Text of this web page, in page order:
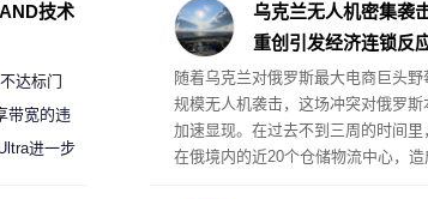
乌克兰无人机密集袭
重创引发经济连锁反
随着乌克兰对俄罗斯最大电商巨头
规模无人机袭击，这场冲突对俄罗
加速显现。在过去不到三周的时间
在俄境内的近20个仓储物流中心，
技术
达标门
带宽的违
进一步